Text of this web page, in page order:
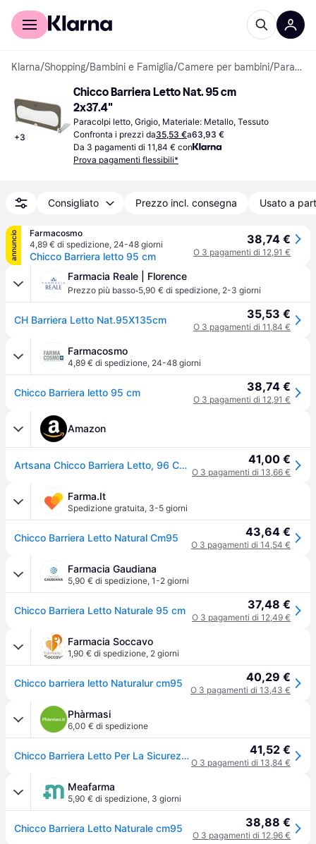
Per il tuo shopping
Klarna/Shopping/Bambini e Famiglia/Camere per bambini/ Paracolpi letto
+3
Chicco Barriera Letto Nat. 95 cm
2x37.4"
Paracolpi letto, Grigio, Materiale: Metallo, Tessuto
Confronta i prezzi da35,53 €a63,93 €
Da 3 pagamenti di 11,84 € con
Prova pagamenti flessibili*
Consigliato Prezzo incl. consegna Usato a
annuncio
Farmacosmo
4,89 € di spedizione, 24-48 giorni
Chicco Barriera letto 95 cm
38,74 €
O 3 pagamenti di 12,91 €
Farmacia Reale | Florence
Prezzo più basso·5,90 € di spedizione, 2-3 giorni
CH Barriera Letto Nat.95X135cm 35,53 €
O 3 pagamenti di 11,84 €
Farmacosmo
4,89 € di spedizione, 24-48 giorni
Chicco Barriera letto 95 cm 38,74 €
O 3 pagamenti di 12,91 €
Amazon
Artsana Chicco Barriera Letto, 96 Cm, Natural 41,00 €
O 3 pagamenti di 13,66 €
Farma.It
Spedizione gratuita, 3-5 giorni
Chicco Barriera Letto Natural Cm95 43,64 €
O 3 pagamenti di 14,54 €
Farmacia Gaudiana
5,90 € di spedizione, 1-2 giorni
Chicco Barriera Letto Naturale 95 cm 37,48 €
O 3 pagamenti di 12,49 €
Farmacia Soccavo
1,90 € di spedizione, 2 giorni
Chicco barriera letto Naturalur cm95 40,29 €
O 3 pagamenti di 13,43 €
Phàrmasi
6,00 € di spedizione
Chicco Barriera Letto Per La Sicurezza Del Bambino 95cm 41,52 €
O 3 pagamenti di 13,84 €
Meafarma
5,90 € di spedizione, 3 giorni
Chicco Barriera Letto Naturale cm95 38,88 €
O 3 pagamenti di 12,96 €